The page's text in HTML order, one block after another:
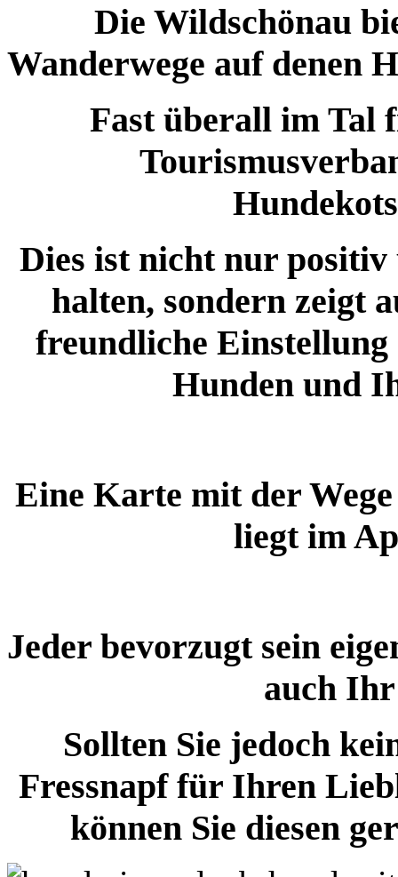
Die Wildschönau
Wanderwege auf denen
Fast überall im Tal
Dies ist nicht nur positiv
halten, sondern zeigt
freundliche Einstellung
Hunden und
Eine Karte mit der
liegt im
Jeder bevorzugt sein
auch
Sollten Sie jedoch
Fressnapf für Ihren
können Sie diesen